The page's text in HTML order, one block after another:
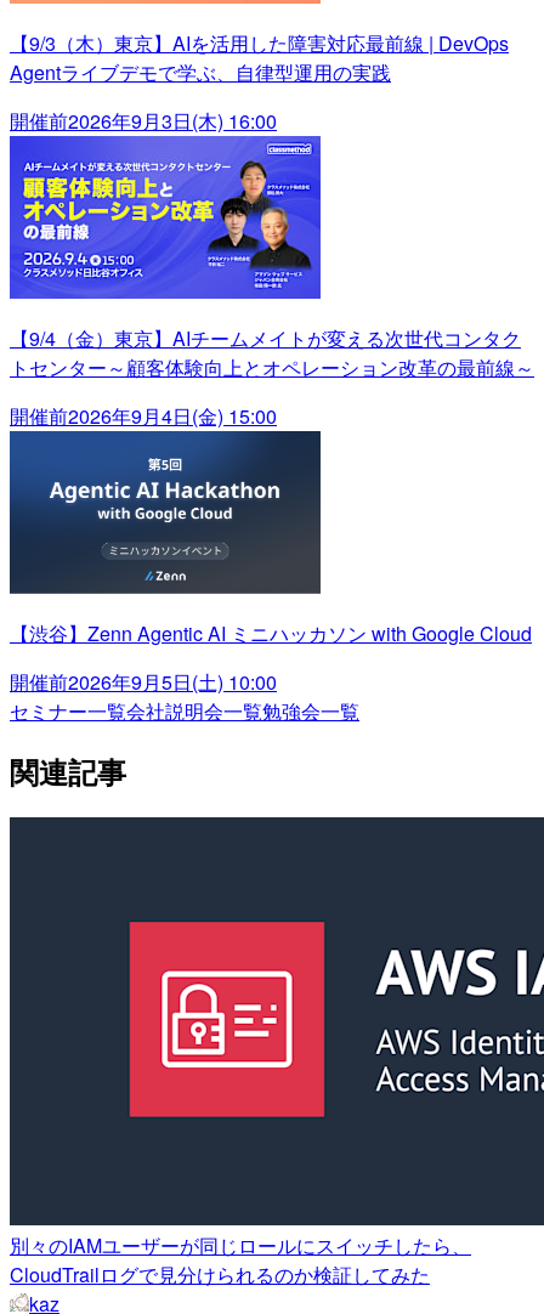
【9/3（木）東京】AIを活用した障害対応最前線 | DevOps
Agentライブデモで学ぶ、自律型運用の実践
開催前2026年9月3日(木) 16:00
【9/4（金）東京】AIチームメイトが変える次世代コンタク
トセンター～顧客体験向上とオペレーション改革の最前線～
開催前2026年9月4日(金) 15:00
【渋谷】Zenn Agentic AI ミニハッカソン with Google Cloud
開催前2026年9月5日(土) 10:00
セミナー一覧会社説明会一覧勉強会一覧
関連記事
別々のIAMユーザーが同じロールにスイッチしたら、
CloudTrailログで見分けられるのか検証してみた
kaz